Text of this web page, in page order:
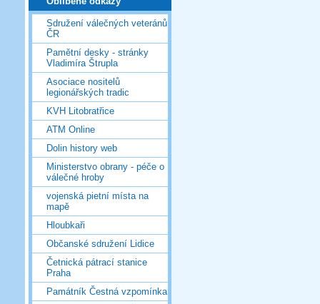
Sdružení válečných veteránů
ČR
Pamětní desky - stránky
Vladimíra Štrupla
Asociace nositelů
legionářských tradic
KVH Litobratřice
ATM Online
Dolin history web
Ministerstvo obrany - péče o
válečné hroby
vojenská pietní místa na
mapě
Hloubkaři
Občanské sdružení Lidice
Četnická pátrací stanice
Praha
Památník Čestná vzpomínka